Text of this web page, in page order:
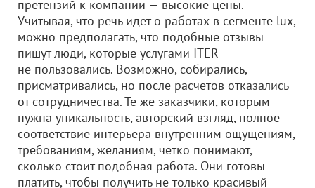
претензий к компании — высокие цены.
Учитывая, что речь идет о работах в сегменте lux,
можно предполагать, что подобные отзывы
пишут люди, которые услугами ITER
не пользовались. Возможно, собирались,
присматривались, но после расчетов отказались
от сотрудничества. Те же заказчики, которым
нужна уникальность, авторский взгляд, полное
соответствие интерьера внутренним ощущениям,
требованиям, желаниям, четко понимают,
сколько стоит подобная работа. Они готовы
платить, чтобы получить не только красивый